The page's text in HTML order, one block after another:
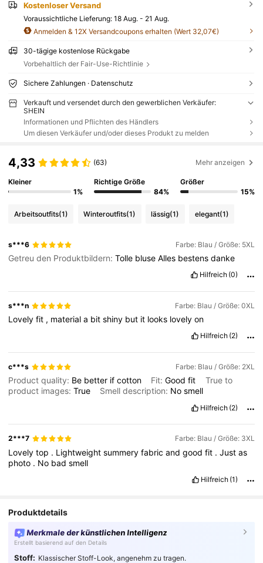
Kostenloser Versand
Voraussichtliche Lieferung: 18 Aug. - 21 Aug.
Anmelden & 12X Versandcoupons erhalten (Wert 32,07€)
30-tägige kostenlose Rückgabe
Vorbehaltlich der Fair-Use-Richtlinie
Sichere Zahlungen · Datenschutz
Verkauft und versendet durch den gewerblichen Verkäufer:
SHEIN
Informationen und Pflichten des Händlers
Um diesen Verkäufer und/oder dieses Produkt zu melden
4,33 (63) Mehr anzeigen
Kleiner
1%
Richtige Größe
84%
Größer
15%
Arbeitsoutfits(1) Winteroutfits(1) lässig(1) elegant(1)
s***6 Farbe: Blau / Größe: 5XL
Getreu den Produktbildern:Tolle bluseAlles bestensdanke
Hilfreich (0)
s***n Farbe: Blau / Größe: 0XL
Lovelyfit , materiala bitshiny but it looks lovelyon
Hilfreich (2)
c***s Farbe: Blau / Größe: 2XL
Product quality: Be better ifcotton Fit:Goodfit
True to
product images:True Smell description: Nosmell
Hilfreich (2)
2***7 Farbe: Blau / Größe: 3XL
Lovelytop . Lightweightsummeryfabricandgoodfit .Justas
photo . No badsmell
Hilfreich (1)
Produktdetails
Merkmale der künstlichen Intelligenz
Erstellt basierend auf den Details
Stoff: Klassischer Stoff-Look, angenehm zu tragen.